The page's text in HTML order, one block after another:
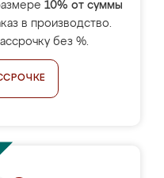
10% от суммы
в производство.
без %.